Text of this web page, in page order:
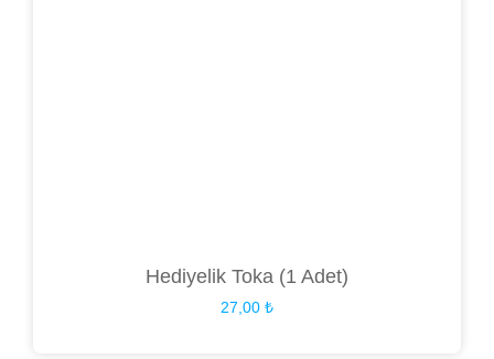
Hediyelik Toka (1 Adet)
27,00 ₺